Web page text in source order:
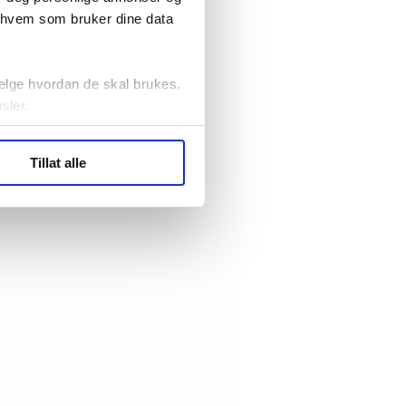
som bruker dine data
hvordan de skal brukes.
statistikk.
Tillat alle